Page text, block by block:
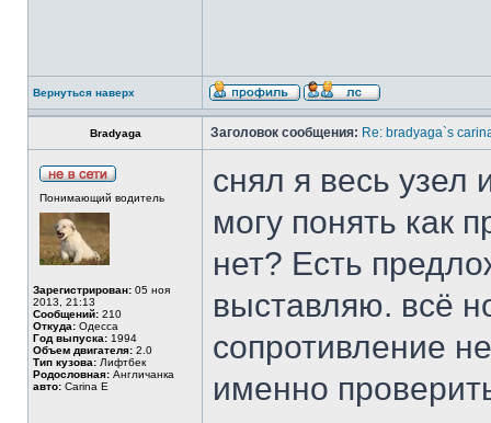
Вернуться наверх
Bradyaga Заголовок сообщения: Re: bradyaga`s
Понимающий водитель
Зарегистрирован: 05 ноя
2013, 21:13
Сообщений: 210
Откуда: Одесса
Год выпуска: 1994
Объем двигателя: 2.0
Тип кузова: Лифтбек
Родословная: Англичанка
авто: Carina E
снял я весь узел
могу понять как
нет? Есть
выставляю. всё
сопротивление
именно